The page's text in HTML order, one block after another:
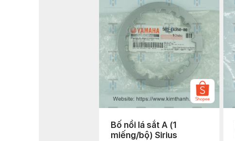
Bố nồi lá sắt A (1
miếng/bộ) Sirius